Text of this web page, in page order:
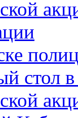
стол